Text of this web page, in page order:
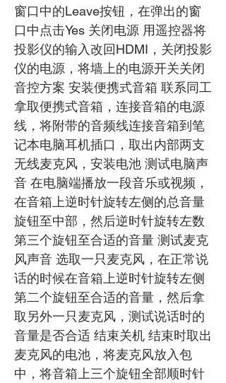
窗口中的Leave按钮，在弹出的窗
口中点击Yes 关闭电源 用遥控器将
投影仪的输入改回HDMI，关闭投影
仪的电源，将墙上的电源开关关闭
音控方案 安装便携式音箱 联系同工
拿取便携式音箱，连接音箱的电源
线，将附带的音频线连接音箱到笔
记本电脑耳机插口，取出内部两支
无线麦克风，安装电池 测试电脑声
音 在电脑端播放一段音乐或视频，
在音箱上逆时针旋转左侧的总音量
旋钮至中部，然后逆时针旋转左数
第三个旋钮至合适的音量 测试麦克
风声音 选取一只麦克风，在正常说
话的时候在音箱上逆时针旋转左侧
第二个旋钮至合适的音量，然后拿
取另外一只麦克风，测试说话时的
音量是否合适 结束关机 结束时取出
麦克风的电池，将麦克风放入包
中，将音箱上三个旋钮全部顺时针